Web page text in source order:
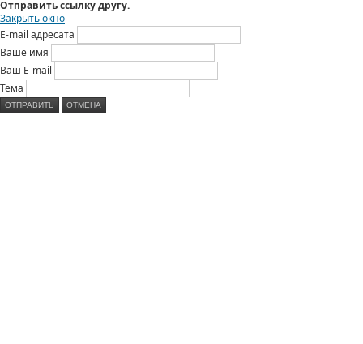
Отправить ссылку другу.
Закрыть окно
E-mail адресата
Ваше имя
Ваш E-mail
Тема
ОТПРАВИТЬ ОТМЕНА